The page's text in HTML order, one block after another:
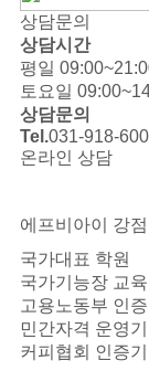
상담문의
상담시간
평일
토요일
상담문의
Tel.031-918-
온라인 상담
에프비아이 강점
국가대표 학원
국가기능장 교육
고용노동부 인
민간자격 운영
커피협회 인증